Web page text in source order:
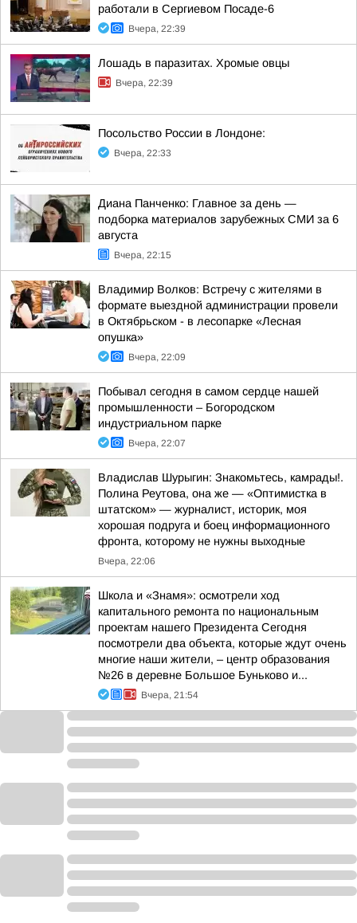
работали в Сергиевом Посаде-6
Вчера, 22:39
Лошадь в паразитах. Хромые овцы
Вчера, 22:39
Посольство России в Лондоне:
Вчера, 22:33
Диана Панченко: Главное за день —
подборка материалов зарубежных СМИ за 6
августа
Вчера, 22:15
Владимир Волков: Встречу с жителями в
формате выездной администрации провели
в Октябрьском - в лесопарке «Лесная
опушка»
Вчера, 22:09
Побывал сегодня в самом сердце нашей
промышленности – Богородском
индустриальном парке
Вчера, 22:07
Владислав Шурыгин: Знакомьтесь, камрады!.
Полина Реутова, она же — «Оптимистка в
штатском» — журналист, историк, моя
хорошая подруга и боец информационного
фронта, которому не нужны выходные
Вчера, 22:06
Школа и «Знамя»: осмотрели ход
капитального ремонта по национальным
проектам нашего Президента Сегодня
посмотрели два объекта, которые ждут очень
многие наши жители, – центр образования
№26 в деревне Большое Буньково и...
Вчера, 21:54